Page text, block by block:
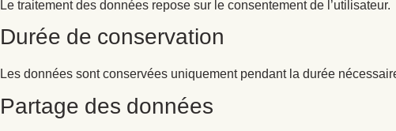
Le traitement des données repose sur le consentement de l’utilisateur.
Durée de conservation
Les données sont conservées uniquement pendant la durée
Partage des données